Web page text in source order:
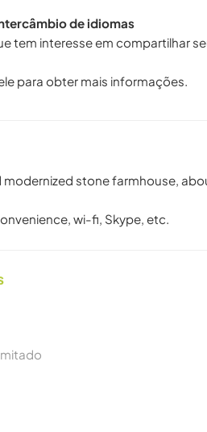
de idiomas
tem interesse em compartilhar
para obter mais informações.
modernized stone farmhouse,
wi-fi, Skype, etc.